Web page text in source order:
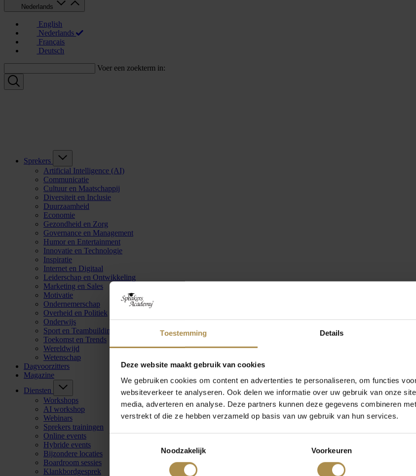
Toestemming Details
Deze website maakt gebruik van cookies
We gebruiken cookies om content en advertenties te personaliseren, om functies
websiteverkeer te analyseren. Ook delen we informatie over uw gebruik van onze
media, adverteren en analyse. Deze partners kunnen deze gegevens combineren
verstrekt of die ze hebben verzameld op basis van uw gebruik van hun services.
Noodzakelijk
Voorkeuren
Nederlands
English
Nederlands
Français
Deutsch
Voer een zoekterm in:
Sprekers
Artificial Intelligence (AI)
Communicatie
Cultuur en Maatschappij
Diversiteit en Inclusie
Duurzaamheid
Economie
Gezondheid en Zorg
Governance en Management
Humor en Entertainment
Innovatie en Technologie
Inspiratie
Internet en Digitaal
Leiderschap en Ontwikkeling
Marketing en Sales
Motivatie
Ondernemerschap
Overheid en Politiek
Onderwijs
Sport en Teambuilding
Toekomst en Trends
Wereldwijd
Wetenschap
Dagvoorzitters
Magazine
Diensten
Workshops
AI workshop
Webinars
Sprekers trainingen
Online events
Hybride events
Bijzondere locaties
Boardroom sessies
Klankbordgesprek